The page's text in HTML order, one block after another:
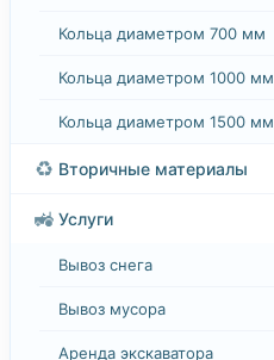
Кольца диаметром 700 мм
Кольца диаметром 1000 мм
Кольца диаметром 1500 мм
♻️ Вторичные материалы
🚜 Услуги
Вывоз снега
Вывоз мусора
Аренда экскаватора